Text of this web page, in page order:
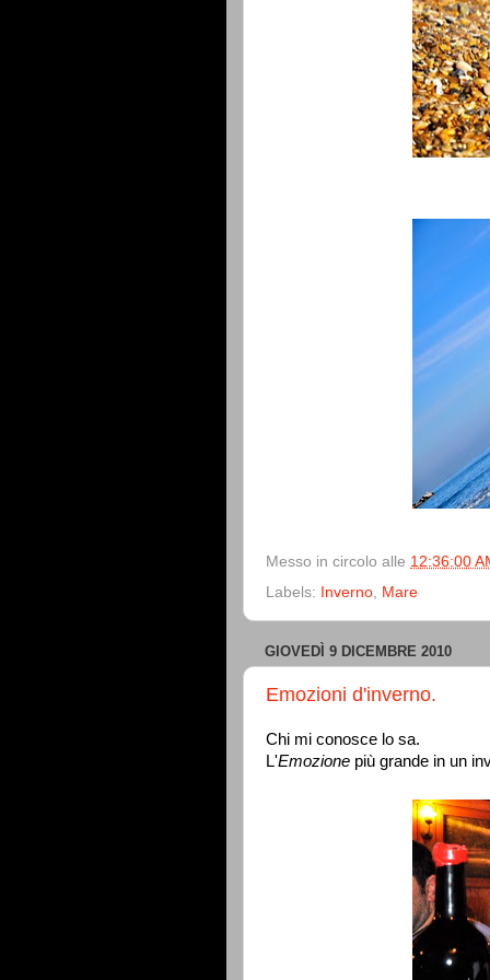
Messo in circolo alle 12:36:00
Labels: Inverno Mare
GIOVEDÌ 9 DICEMBRE 2010
Emozioni d'inverno.
Chi mi conosce lo sa.
L'Emozione più grande in un